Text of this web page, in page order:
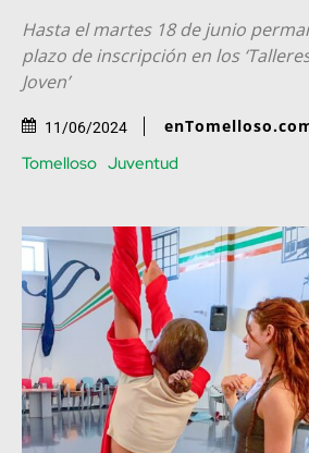
Hasta el martes 18 de junio
plazo de inscripción en los
Joven’
11/06/2024
Tomelloso Juventud